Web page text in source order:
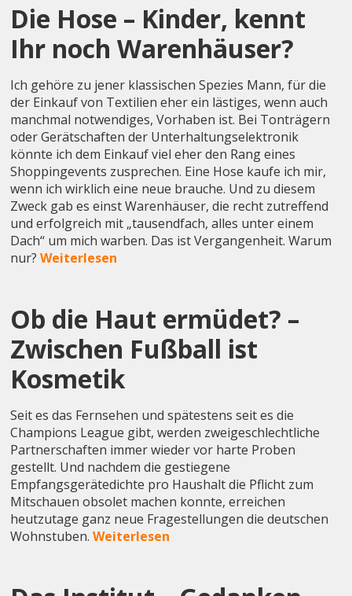
Die Hose – Kinder, kennt
Ihr noch Warenhäuser?
Ich gehöre zu jener klassischen Spezies Mann, für die
der Einkauf von Textilien eher ein lästiges, wenn auch
manchmal notwendiges, Vorhaben ist. Bei Tonträgern
oder Gerätschaften der Unterhaltungselektronik
könnte ich dem Einkauf viel eher den Rang eines
Shoppingevents zusprechen. Eine Hose kaufe ich mir,
wenn ich wirklich eine neue brauche. Und zu diesem
Zweck gab es einst Warenhäuser, die recht zutreffend
und erfolgreich mit „tausendfach, alles unter einem
Dach“ um mich warben. Das ist Vergangenheit. Warum
nur?Weiterlesen
Ob die Haut ermüdet? –
Zwischen Fußball ist
Kosmetik
Seit es das Fernsehen und spätestens seit es die
Champions League gibt, werden zweigeschlechtliche
Partnerschaften immer wieder vor harte Proben
gestellt. Und nachdem die gestiegene
Empfangsgerätedichte pro Haushalt die Pflicht zum
Mitschauen obsolet machen konnte, erreichen
heutzutage ganz neue Fragestellungen die deutschen
Wohnstuben.Weiterlesen